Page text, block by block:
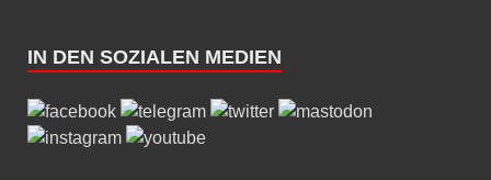
IN DEN SOZIALEN MEDIEN